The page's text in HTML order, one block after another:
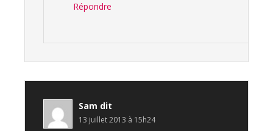
Répondre
Sam dit
13 juillet 2013 à 15h24